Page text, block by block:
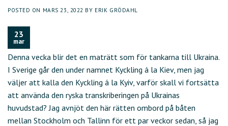
POSTED ON MARS 23, 2022 BY ERIK GRÖDAHL
23
mar
Denna vecka blir det en maträtt som för tankarna till Ukraina.
I Sverige går den under namnet Kyckling á la Kiev, men jag
väljer att kalla den Kyckling á la Kyiv, varför skall vi fortsätta
att använda den ryska transkriberingen på Ukrainas
huvudstad? Jag avnjöt den här rätten ombord på båten
mellan Stockholm och Tallinn för ett par veckor sedan, så jag